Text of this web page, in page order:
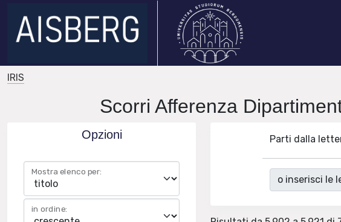
IRIS
Scorri Afferenza
Opzioni
Mostra elenco per:
in ordine:
Parti dalla
o inserisci le